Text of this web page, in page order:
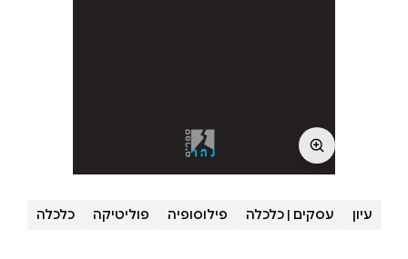
עיון עסקים | כלכלה פילוסופיה פוליטיקה כלכלה